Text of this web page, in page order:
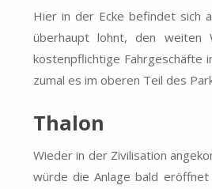
Hier in der Ecke befindet sich
überhaupt lohnt, den weiten
kostenpflichtige Fahrgeschäfte
zumal es im oberen Teil des
Thalon
Wieder in der Zivilisation
würde die Anlage bald